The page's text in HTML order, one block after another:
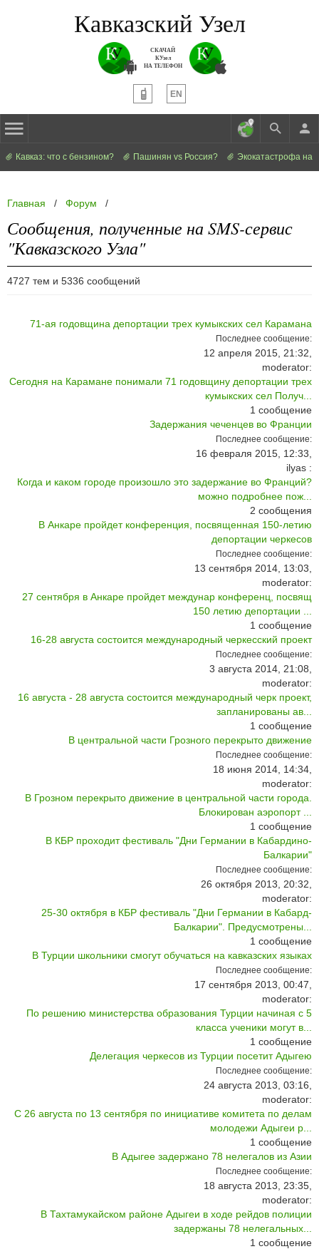
Кавказский Узел
СКАЧАЙ
КУзел
НА ТЕЛЕФОН
EN
Кавказ: что с бензином? Пашинян vs Россия? Экокатастрофа на
Главная / Форум /
Сообщения, полученные на SMS-сервис
"Кавказского Узла"
4727 тем и 5336 сообщений
71-ая годовщина депортации трех кумыкских сел Карамана
Последнее сообщение:
12 апреля 2015, 21:32,
moderator:
Сегодня на Карамане понимали 71 годовщину депортации трех
кумыкских сел Получ...
1 сообщение
Задержания чеченцев во Франции
Последнее сообщение:
16 февраля 2015, 12:33,
ilyas :
Когда и каком городе произошло это задержание во Франций?
можно подробнее пож...
2 сообщения
В Анкаре пройдет конференция, посвященная 150-летию
депортации черкесов
Последнее сообщение:
13 сентября 2014, 13:03,
moderator:
27 сентября в Анкаре пройдет междунар конференц, посвящ
150 летию депортации ...
1 сообщение
16-28 августа состоится международный черкесский проект
Последнее сообщение:
3 августа 2014, 21:08,
moderator:
16 августа - 28 августа состоится международный черк проект,
запланированы ав...
1 сообщение
В центральной части Грозного перекрыто движение
Последнее сообщение:
18 июня 2014, 14:34,
moderator:
В Грозном перекрыто движение в центральной части города.
Блокирован аэропорт ...
1 сообщение
В КБР проходит фестиваль "Дни Германии в Кабардино-
Балкарии"
Последнее сообщение:
26 октября 2013, 20:32,
moderator:
25-30 октября в КБР фестиваль "Дни Германии в Кабард-
Балкарии". Предусмотрены...
1 сообщение
В Турции школьники cмогут обучаться на кавказских языках
Последнее сообщение:
17 сентября 2013, 00:47,
moderator:
По решению министерства образования Турции начиная с 5
класса ученики могут в...
1 сообщение
Делегация черкесов из Турции посетит Адыгею
Последнее сообщение:
24 августа 2013, 03:16,
moderator:
С 26 августа по 13 сентября по инициативе комитета по делам
молодежи Адыгеи р...
1 сообщение
В Адыгее задержано 78 нелегалов из Азии
Последнее сообщение:
18 августа 2013, 23:35,
moderator:
В Тахтамукайском районе Адыгеи в ходе рейдов полиции
задержаны 78 нелегальных...
1 сообщение